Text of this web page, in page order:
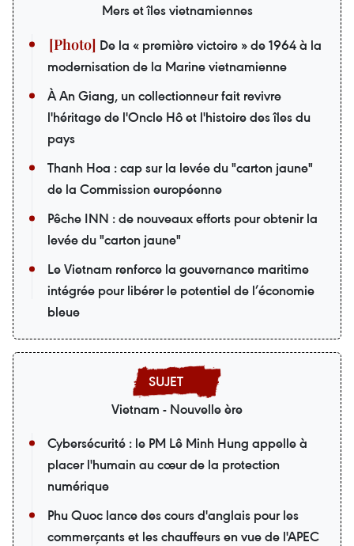
Mers et îles vietnamiennes
De la « première victoire » de 1964 à la
modernisation de la Marine vietnamienne
À An Giang, un collectionneur fait revivre
l'héritage de l'Oncle Hô et l'histoire des îles du
pays
Thanh Hoa : cap sur la levée du "carton jaune"
de la Commission européenne
Pêche INN : de nouveaux efforts pour obtenir la
levée du "carton jaune"
Le Vietnam renforce la gouvernance maritime
intégrée pour libérer le potentiel de l’économie
bleue
Vietnam - Nouvelle ère
Cybersécurité : le PM Lê Minh Hung appelle à
placer l'humain au cœur de la protection
numérique
Phu Quoc lance des cours d'anglais pour les
commerçants et les chauffeurs en vue de l'APEC